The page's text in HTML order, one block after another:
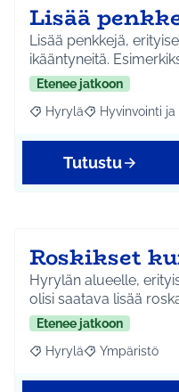
Lisää
Lisää penkkejä,
ikääntyneitä.
Etenee jatkoon
Rajaa tulokset aihepiirin
Hyrylä Rajaa tulokset
Hyvinvointi
Tutustu
Roskikset
Hyrylän alueelle,
olisi saatava lisää
Etenee jatkoon
Rajaa tulokset aihepiirin
Hyrylä Rajaa tulokset
Ympäristö